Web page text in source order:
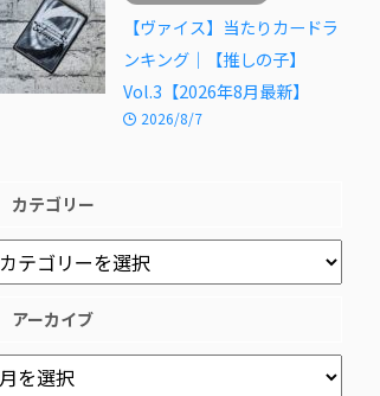
【ヴァイス】当たりカードラ
ンキング｜【推しの子】
Vol.3【2026年8月最新】
2026/8/7
カテゴリー
アーカイブ